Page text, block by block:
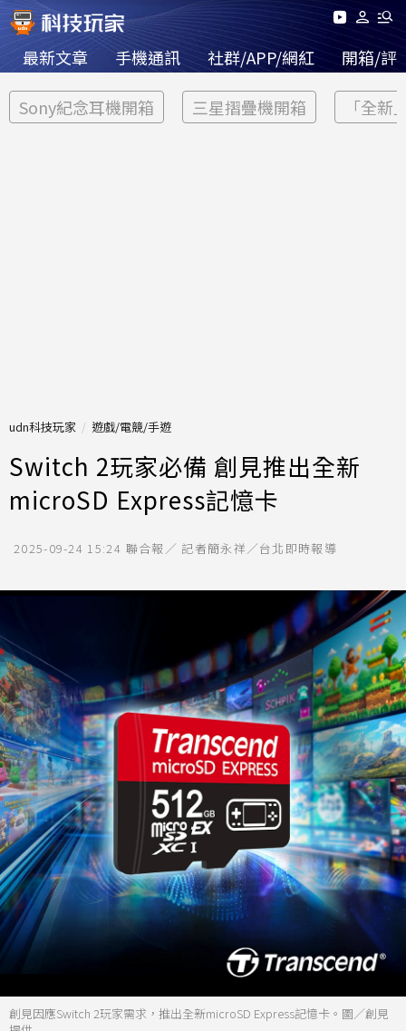
最新文章 手機通訊 社群/APP/網紅 開箱/評
Sony紀念耳機開箱 三星摺疊機開箱 「全新
udn科技玩家 遊戲/電競/手遊
Switch 2玩家必備 創見推出全新
microSD Express記憶卡
2025-09-24 15:24 聯合報／ 記者簡永祥／台北即時報導
創見因應Switch 2玩家需求，推出全新microSD Express記憶卡。圖／創見